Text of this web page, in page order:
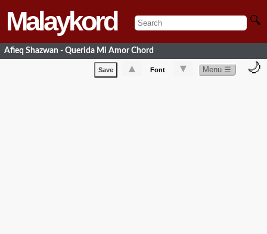
Malaykord 🔍
Afieq Shazwan - Querida Mi Amor Chord
Save ▲ Font ▼ Menu ☰ 🌙